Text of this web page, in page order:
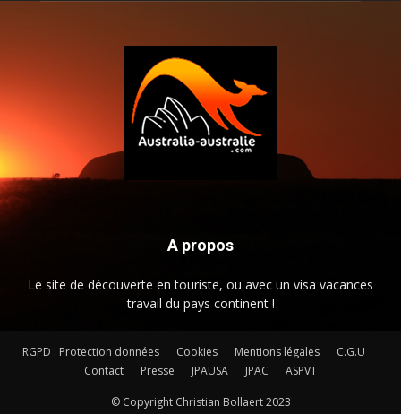
A propos
Le site de découverte en touriste, ou avec un visa vacances
travail du pays continent !
RGPD : Protection données Cookies Mentions légales
C.G.U
Contact
Presse JPAUSA JPAC ASPVT
© Copyright Christian Bollaert 2023